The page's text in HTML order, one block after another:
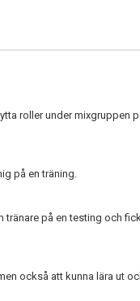
roller under mixgruppen
på en träning.
på en testing och
också att kunna lära ut